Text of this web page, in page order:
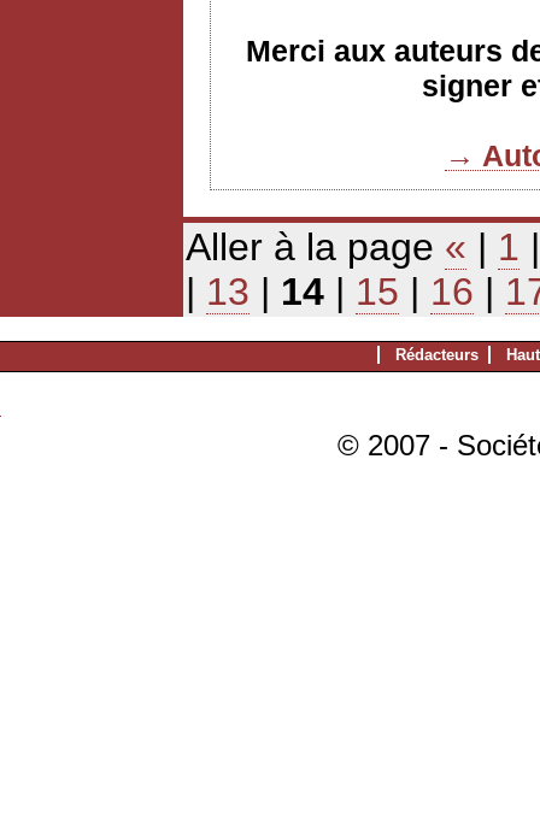
Merci aux auteurs
signer
→
Aller à la page « | 1
| 13 | 14 | 15 | 16 |
Rédacteurs
© 2007 -